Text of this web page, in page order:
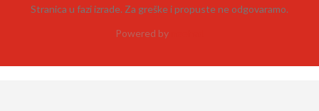
Stranica u fazi izrade. Za greške i propuste ne odgovaramo.
Powered by